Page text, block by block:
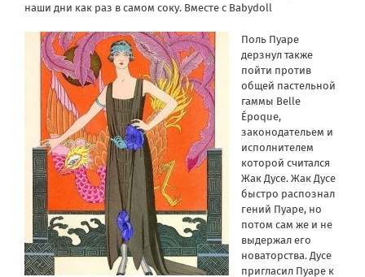
наши дни как раз в самом соку. Вместе с Babydoll
Поль Пуаре
дерзнул также
пойти против
общей пастельной
гаммы Belle
Époque,
законодательем и
исполнителем
которой считался
Жак Дусе. Жак Дусе
быстро распознал
гений Пуаре, но
потом сам же и не
выдержал его
новаторства. Дусе
пригласил Пуаре к